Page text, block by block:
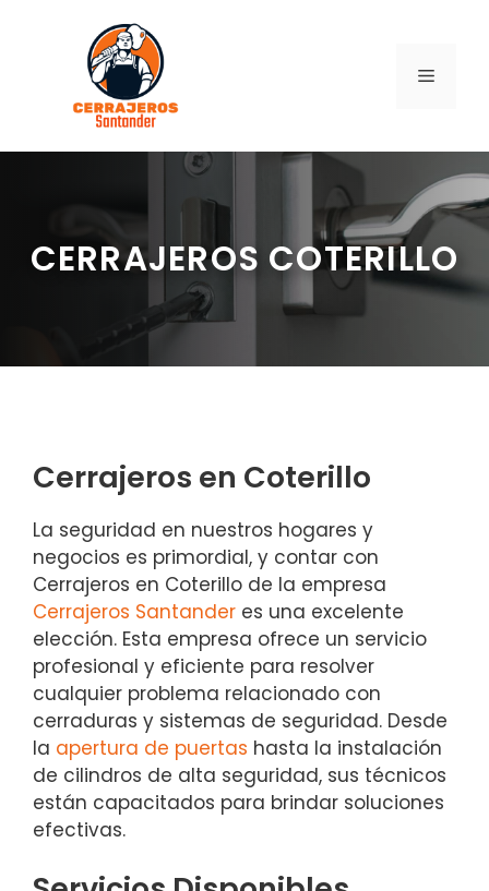
contenido
MENÚ
CERRAJEROS COTERILLO
Cerrajeros en Coterillo
La seguridad en nuestros hogares y
negocios es primordial, y contar con
Cerrajeros en Coterillo de la empresa
Cerrajeros Santander es una excelente
elección. Esta empresa ofrece un servicio
profesional y eficiente para resolver
cualquier problema relacionado con
cerraduras y sistemas de seguridad. Desde
la apertura de puertas hasta la instalación
de cilindros de alta seguridad, sus técnicos
están capacitados para brindar soluciones
efectivas.